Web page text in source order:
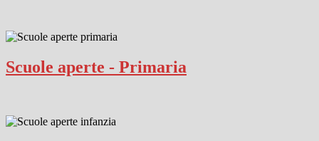
Scuole aperte - Primaria